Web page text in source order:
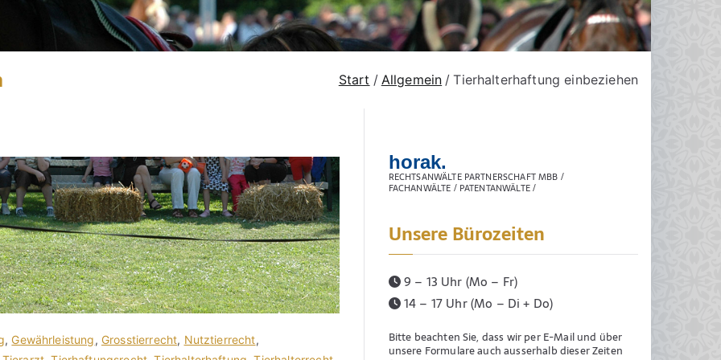
Start Allgemein Tierhalterhaftung einbeziehen
, Gewährleistung, Grosstierrecht, Nutztierrecht,
horak.
RECHTSANWÄLTE PARTNERSCHAFT MBB /
FACHANWÄLTE / PATENTANWÄLTE /
Unsere Bürozeiten
9 – 13 Uhr (Mo – Fr)
14 – 17 Uhr (Mo – Di + Do)
Bitte beachten Sie, dass wir per E-Mail und über
unsere Formulare auch ausserhalb dieser Zeiten